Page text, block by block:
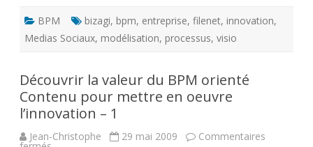
BPM bizagi, bpm, entreprise, filenet, innovation,
Medias Sociaux, modélisation, processus, visio
Découvrir la valeur du BPM orienté
Contenu pour mettre en oeuvre
l’innovation – 1
Jean-Christophe 29 mai 2009 Commentaires